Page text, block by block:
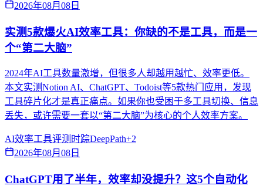
2026年08月08日
实测5款爆火AI效率工具：你缺的不是工具，而是一
个“第二大脑”
2024年AI工具数量激增，但很多人却越用越忙、效率更低。
本文实测Notion AI、ChatGPT、Todoist等5款热门应用，发现
工具碎片化才是真正痛点。如果你也受困于多工具切换、信息
丢失，或许需要一套以“第二大脑”为核心的个人效率方案。
AI效率工具评测 时踪DeepPath+2
2026年08月08日
ChatGPT用了半年，效率却没提升？这5个自动化